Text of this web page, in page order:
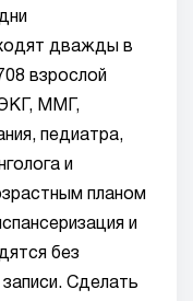
дважды в
взрослой
ЭКГ, ММГ,
педиатра,
и
планом
и
без
записи. Сделать